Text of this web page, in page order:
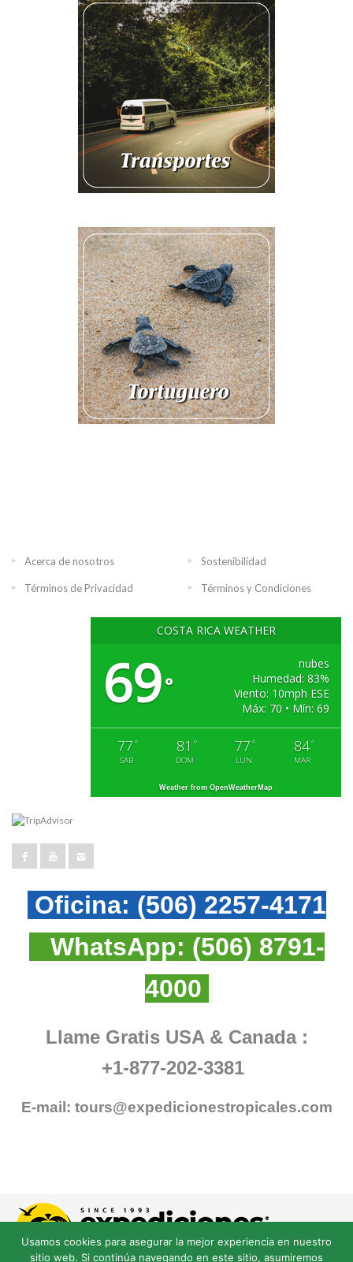
Acerca de nosotros Sostenibilidad
Términos de Privacidad Términos y Condiciones
COSTA RICA WEATHER
69°
nubes
Humedad: 83%
Viento: 10mph ESE
Máx: 70 • Mín: 69
77 °
SAB
81 °
DOM
77 °
LUN
84°
MAR
Weather from OpenWeatherMap
Oficina: (506) 2257-4171
WhatsApp: (506) 8791-
4000
Llame Gratis USA & Canada :
+1-877-202-3381
E-mail: tours@expedicionestropicales.com
Usamos cookies para asegurar la mejor experiencia en nuestro
sitio web. Si continúa navegando en este sitio, asumiremos